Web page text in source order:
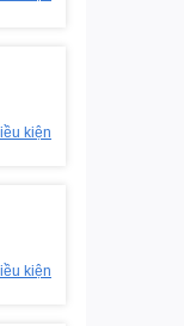
kiện
kiện